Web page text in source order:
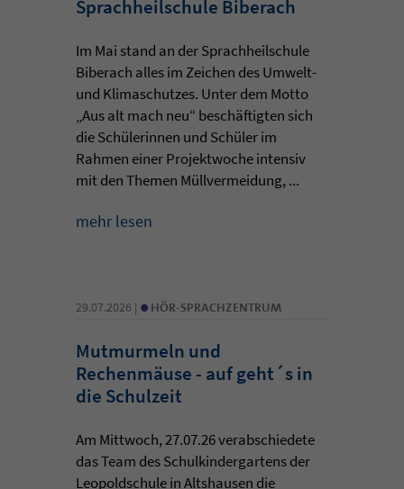
Sprachheilschule Biberach
Im Mai stand an der Sprachheilschule
Biberach alles im Zeichen des Umwelt-
und Klimaschutzes. Unter dem Motto
„Aus alt mach neu“ beschäftigten sich
die Schülerinnen und Schüler im
Rahmen einer Projektwoche intensiv
mit den Themen Müllvermeidung, ...
mehr lesen
29.07.2026 | • HÖR-SPRACHZENTRUM
Mutmurmeln und
Rechenmäuse - auf geht´s in
die Schulzeit
Am Mittwoch, 27.07.26 verabschiedete
das Team des Schulkindergartens der
Leopoldschule in Altshausen die